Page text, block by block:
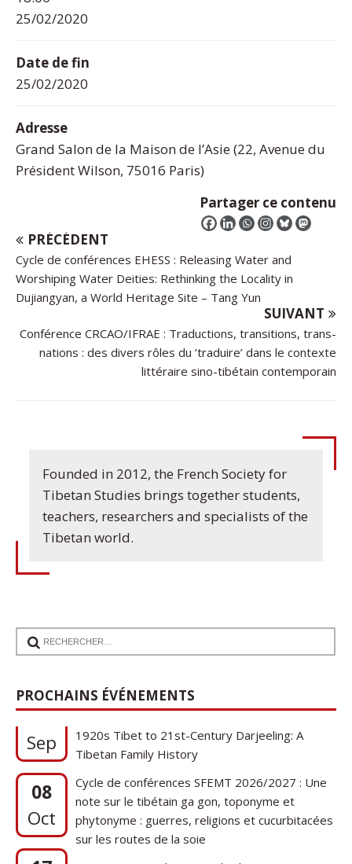
25/02/2020
Date de fin
25/02/2020
Adresse
Grand Salon de la Maison de l’Asie (22, Avenue du
Président Wilson, 75016 Paris)
Partager ce contenu
PRÉCÉDENT
Cycle de conférences EHESS : Releasing Water and
Worshiping Water Deities: Rethinking the Locality in
Dujiangyan, a World Heritage Site – Tang Yun
SUIVANT
Conférence CRCAO/IFRAE : Traductions, transitions, trans-
nations : des divers rôles du ‘traduire’ dans le contexte
littéraire sino-tibétain contemporain
Founded in 2012, the French Society for
Tibetan Studies brings together students,
teachers, researchers and specialists of the
Tibetan world.
PROCHAINS ÉVÉNEMENTS
17
Communication de Ann Tashi Slater : From
1920s Tibet to 21st-Century Darjeeling: A
Tibetan Family History
08
Oct
Cycle de conférences SFEMT 2026/2027 : Une
note sur le tibétain ga gon, toponyme et
phytonyme : guerres, religions et cucurbitacées
sur les routes de la soie
17
Communication de Ann Tashi Slater : From